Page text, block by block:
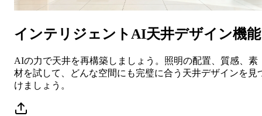
インテリジェントAI天井デザイン機能
AIの力で天井を再構築しましょう。照明の配置、質感、素
材を試して、どんな空間にも完璧に合う天井デザインを見
けましょう。